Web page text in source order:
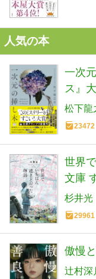
人気の本
一次
ス』
松下龍
23472
世界
文庫
杉井光
29961
傲慢
辻村深